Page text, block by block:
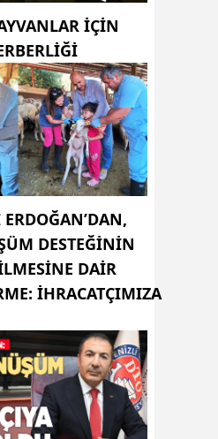
İÇİN
DESTEĞININ
DAIR
İHRACATÇIMIZA